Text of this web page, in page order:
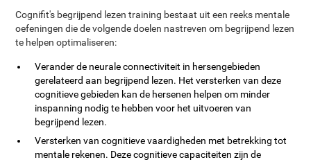
Cognifit's begrijpend lezen training bestaat uit een reeks mentale
oefeningen die de volgende doelen nastreven om begrijpend lezen
te helpen optimaliseren:
Verander de neurale connectiviteit in hersengebieden
gerelateerd aan begrijpend lezen. Het versterken van deze
cognitieve gebieden kan de hersenen helpen om minder
inspanning nodig te hebben voor het uitvoeren van
begrijpend lezen.
Versterken van cognitieve vaardigheden met betrekking tot
mentale rekenen. Deze cognitieve capaciteiten zijn de